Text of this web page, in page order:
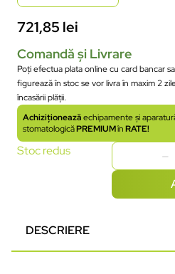
721,85 lei
Comandă și Livrare
Poți efectua plata online cu card bancar
figurează în stoc se vor livra în maxim 2
încasării plății.
Achiziționeazăechipamente și
stomatologicăPREMIUMînRATE!
Stoc redus
DESCRIERE